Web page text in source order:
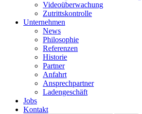
Videoüberwachung
Zutrittskontrolle
Unternehmen
News
Philosophie
Referenzen
Historie
Partner
Anfahrt
Ansprechpartner
Ladengeschäft
Jobs
Kontakt